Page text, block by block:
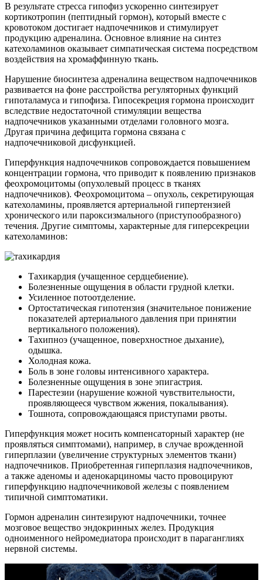
В результате стресса гипофиз ускоренно синтезирует
кортикотропин (пептидный гормон), который вместе с
кровотоком достигает надпочечников и стимулирует
продукцию адреналина. Основное влияние на синтез
катехоламинов оказывает симпатическая система посредством
воздействия на хромаффинную ткань.
Нарушение биосинтеза адреналина веществом надпочечников
развивается на фоне расстройства регуляторных функций
гипоталамуса и гипофиза. Гипосекреция гормона происходит
вследствие недостаточной стимуляции вещества
надпочечников указанными отделами головного мозга.
Другая причина дефицита гормона связана с
надпочечниковой дисфункцией.
Гиперфункция надпочечников сопровождается повышением
концентрации гормона, что приводит к появлению признаков
феохромоцитомы (опухолевый процесс в тканях
надпочечников). Феохромоцитома – опухоль, секретирующая
катехоламины, проявляется артериальной гипертензией
хронического или пароксизмального (приступообразного)
течения. Другие симптомы, характерные для гиперсекреции
катехоламинов:
Тахикардия (учащенное сердцебиение).
Болезненные ощущения в области грудной клетки.
Усиленное потоотделение.
Ортостатическая гипотензия (значительное понижение
показателей артериального давления при принятии
вертикального положения).
Тахипноэ (учащенное, поверхностное дыхание),
одышка.
Холодная кожа.
Боль в зоне головы интенсивного характера.
Болезненные ощущения в зоне эпигастрия.
Парестезии (нарушение кожной чувствительности,
проявляющееся чувством жжения, покалывания).
Тошнота, сопровождающаяся приступами рвоты.
Гиперфункция может носить компенсаторный характер (не
проявляться симптомами), например, в случае врожденной
гиперплазии (увеличение структурных элементов ткани)
надпочечников. Приобретенная гиперплазия надпочечников,
а также аденомы и аденокарциномы часто провоцируют
гиперфункцию надпочечниковой железы с появлением
типичной симптоматики.
Гормон адреналин синтезируют надпочечники, точнее
мозговое вещество эндокринных желез. Продукция
одноименного нейромедиатора происходит в параганглиях
нервной системы.